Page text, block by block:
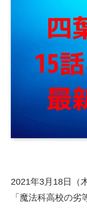
2021年3月18日（
「魔法科高校の